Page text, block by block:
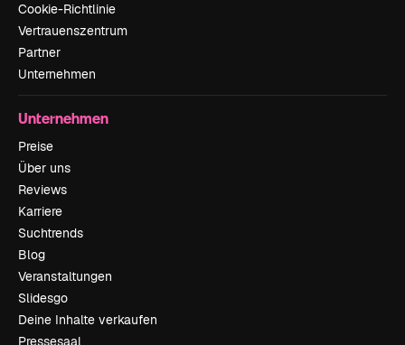
Cookie-Richtlinie
Vertrauenszentrum
Partner
Unternehmen
Unternehmen
Preise
Über uns
Reviews
Karriere
Suchtrends
Blog
Veranstaltungen
Slidesgo
Deine Inhalte verkaufen
Pressesaal